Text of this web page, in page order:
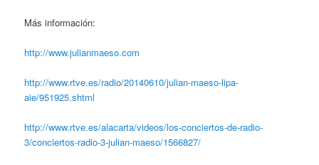
Más información:
http://www.julianmaeso.com
http://www.rtve.es/radio/20140610/julian-maeso-lipa-
aie/951925.shtml
http://www.rtve.es/alacarta/videos/los-conciertos-de-radio-
3/conciertos-radio-3-julian-maeso/1566827/